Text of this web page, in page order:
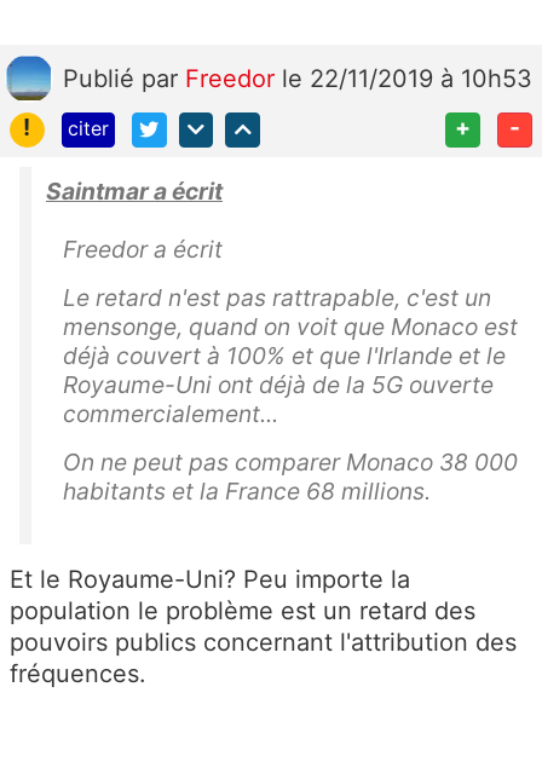
Publié par Freedor le 22/11/2019 à 10h53
!
citer + -
Saintmar a écrit
Freedor a écrit
Le retard n'est pas rattrapable, c'est un
mensonge, quand on voit que Monaco est
déjà couvert à 100% et que l'Irlande et le
Royaume-Uni ont déjà de la 5G ouverte
commercialement...
On ne peut pas comparer Monaco 38 000
habitants et la France 68 millions.
Et le Royaume-Uni? Peu importe la
population le problème est un retard des
pouvoirs publics concernant l'attribution des
fréquences.